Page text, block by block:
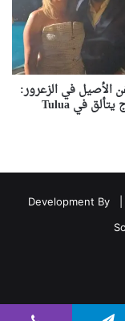
الأصيل في الزعرور:
هشام الحاج يتألق في Tulua
Development By
avec